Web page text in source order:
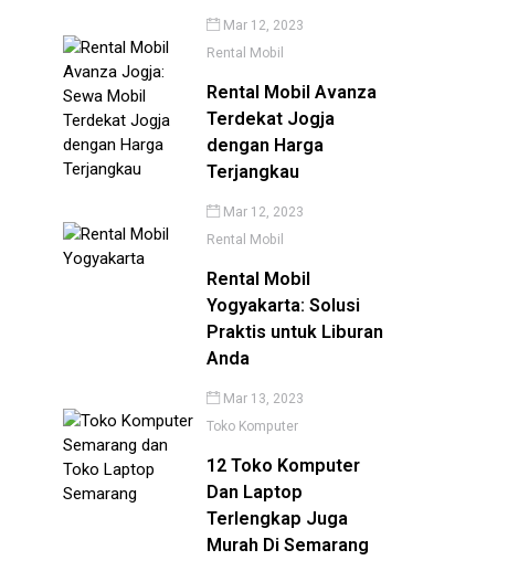
Mar 12, 2023
Rental Mobil
Rental Mobil Avanza
Terdekat Jogja
dengan Harga
Terjangkau
Mar 12, 2023
Rental Mobil
Rental Mobil
Yogyakarta: Solusi
Praktis untuk Liburan
Anda
Mar 13, 2023
Toko Komputer
12 Toko Komputer
Dan Laptop
Terlengkap Juga
Murah Di Semarang